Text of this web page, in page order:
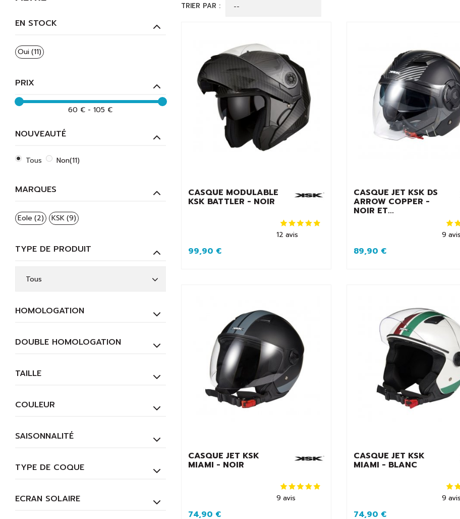
adaptés à votre équipement actuel. Pour une question de sécurité, n'oubliez pas d'anticiper le changement de votre écran
EN STOCK
Oui(11)
PRIX
60 € - 105 €
NOUVEAUTÉ
Tous Non(11)
MARQUES
Eole(2) KSK(9)
TYPE DE PRODUIT
Tous
HOMOLOGATION
DOUBLE HOMOLOGATION
TAILLE
COULEUR
SAISONNALITÉ
TYPE DE COQUE
ECRAN SOLAIRE
TRIER PAR : --
CASQUE MODULABLE
KSK BATTLER - NOIR
12 avis
99,90 €
CASQUE JET KSK DS
ARROW COPPER -
NOIR ET...
9 avis
89,90 €
CASQUE JET KSK
MIAMI - NOIR
9 avis
74,90 €
CASQUE JET KSK
MIAMI - BLANC
9 avis
74,90 €